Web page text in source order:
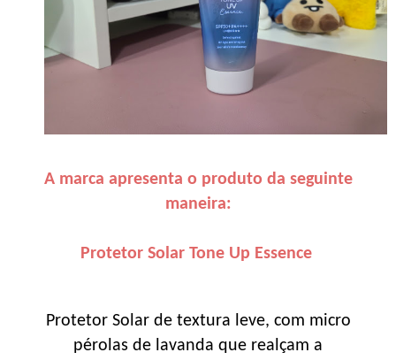
A marca apresenta o produto da seguinte
maneira:
Protetor Solar Tone Up Essence
Protetor Solar de textura leve, com micro
pérolas de lavanda que realçam a